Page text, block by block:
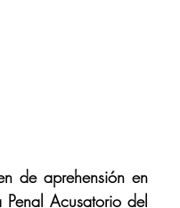
de aprehensión en
Acusatorio del